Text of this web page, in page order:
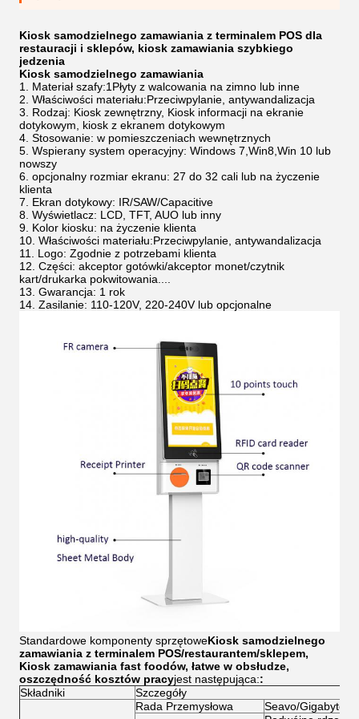
Kiosk samodzielnego zamawiania z terminalem POS dla
restauracji i sklepów, kiosk zamawiania szybkiego
jedzenia
Kiosk samodzielnego zamawiania
Materiał szafy:1Płyty z walcowania na zimno lub inne
Właściwości materiału:Przeciwpylanie, antywandalizacja
Rodzaj: Kiosk zewnętrzny, Kiosk informacji na ekranie
dotykowym, kiosk z ekranem dotykowym
Stosowanie: w pomieszczeniach wewnętrznych
Wspierany system operacyjny: Windows 7,Win8,Win 10 lub
nowszy
opcjonalny rozmiar ekranu: 27 do 32 cali lub na życzenie
klienta
Ekran dotykowy: IR/SAW/Capacitive
Wyświetlacz: LCD, TFT, AUO lub inny
Kolor kiosku: na życzenie klienta
Właściwości materiału:Przeciwpylanie, antywandalizacja
Logo: Zgodnie z potrzebami klienta
Części: akceptor gotówki/akceptor monet/czytnik
kart/drukarka pokwitowania....
Gwarancja: 1 rok
Zasilanie: 110-120V, 220-240V lub opcjonalne
Standardowe komponenty sprzętoweKiosk samodzielnego
zamawiania z terminalem POS/restaurantem/sklepem,
Kiosk zamawiania fast foodów, łatwe w obsłudze,
oszczędność kosztów pracyjest następująca::
Składniki
Szczegóły
Rada Przemysłowa
Seavo/Gigabyte/